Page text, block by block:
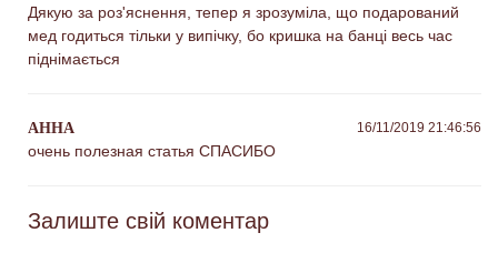
Дякую за роз'яснення, тепер я зрозуміла, що подарований
мед годиться тільки у випічку, бо кришка на банці весь час
піднімається
АННА 16/11/2019 21:46:56
очень полезная статья СПАСИБО
Залиште свій коментар